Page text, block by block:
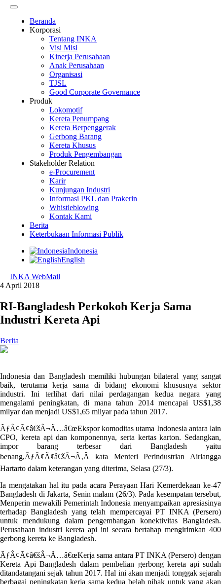
Beranda
Korporasi
Tentang INKA
Visi Misi
Kinerja Perusahaan
Anak Perusahaan
Organisasi
TJSL
Good Corporate Governance
Produk
Lokomotif
Kereta Penumpang
Kereta Berpenggerak
Gerbong Barang
Kereta Khusus
Produk Pengembangan
Stakeholder Relation
e-Procurement
Karir
Kunjungan Industri
Informasi PKL dan Prakerin
Whistleblowing
Kontak Kami
Berita
Keterbukaan Informasi Publik
Indonesia
English
INKA WebMail
4 April 2018
RI-Bangladesh Perkokoh Kerja Sama
Industri Kereta Api
Berita
Indonesia dan Bangladesh memiliki hubungan bilateral yang sangat
baik, terutama kerja sama di bidang ekonomi khususnya sektor
industri. Ini terlihat dari nilai perdagangan kedua negara yang
mengalami peningkatan, di mana tahun 2014 mencapai US$1,38
milyar dan menjadi US$1,65 milyar pada tahun 2017.
ÃƒÂ¢Ã¢â€šÂ¬Ã…â€œEkspor komoditas utama Indonesia antara lain
CPO, kereta api dan komponennya, serta kertas karton. Sedangkan,
impor barang terbesar dari Bangladesh yaitu
benang,ÃƒÂ¢Ã¢â€šÂ¬Ã‚Â kata Menteri Perindustrian Airlangga
Hartarto dalam keterangan yang diterima, Selasa (27/3).
Ia mengatakan hal itu pada acara Perayaan Hari Kemerdekaan ke-47
Bangladesh di Jakarta, Senin malam (26/3). Pada kesempatan tersebut,
Menperin mewakili Pemerintah Indonesia menyampaikan apresiasinya
terhadap Bangladesh yang telah mempercayai PT INKA (Persero)
untuk mendukung dalam pengembangan konektivitas Bangladesh.
Perusahaan industri kereta api ini secara bertahap mengirimkan 400
gerbong kereta ke Bangladesh.
ÃƒÂ¢Ã¢â€šÂ¬Ã…â€œKerja sama antara PT INKA (Persero) dengan
Kereta Api Bangladesh dalam pembelian gerbong kereta api sudah
ditandatangani sejak tahun 2017. Hal ini akan menjadi tonggak sejarah
berbagai peningkatan kerja sama kedua belah pihak untuk yang akan